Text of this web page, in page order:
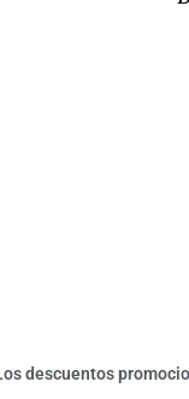
descuentos